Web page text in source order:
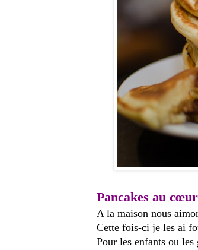
Pancakes au
A la maison nous
Cette fois-ci je les ai
Pour les enfants ou les